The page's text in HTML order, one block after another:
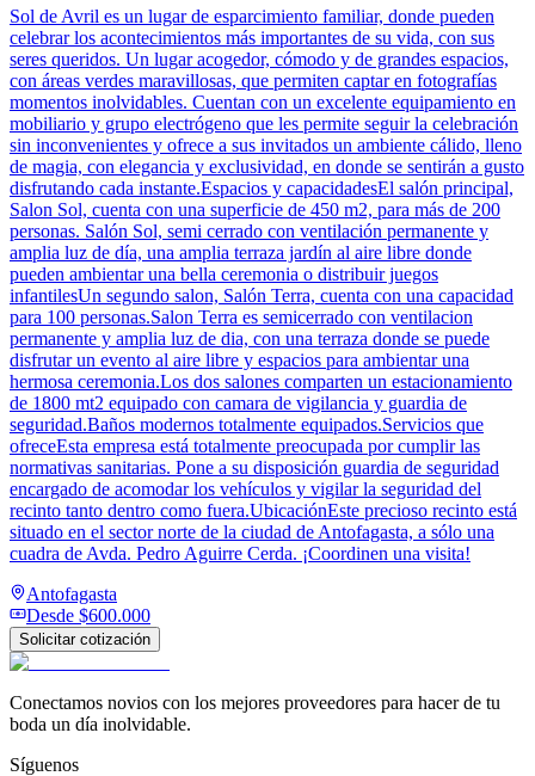
Sol de Avril es un lugar de esparcimiento familiar, donde pueden
celebrar los acontecimientos más importantes de su vida, con sus
seres queridos. Un lugar acogedor, cómodo y de grandes espacios,
con áreas verdes maravillosas, que permiten captar en fotografías
momentos inolvidables. Cuentan con un excelente equipamiento en
mobiliario y grupo electrógeno que les permite seguir la celebración
sin inconvenientes y ofrece a sus invitados un ambiente cálido, lleno
de magia, con elegancia y exclusividad, en donde se sentirán a gusto
disfrutando cada instante.Espacios y capacidadesEl salón principal,
Salon Sol, cuenta con una superficie de 450 m2, para más de 200
personas. Salón Sol, semi cerrado con ventilación permanente y
amplia luz de día, una amplia terraza jardín al aire libre donde
pueden ambientar una bella ceremonia o distribuir juegos
infantilesUn segundo salon, Salón Terra, cuenta con una capacidad
para 100 personas.Salon Terra es semicerrado con ventilacion
permanente y amplia luz de dia, con una terraza donde se puede
disfrutar un evento al aire libre y espacios para ambientar una
hermosa ceremonia.Los dos salones comparten un estacionamiento
de 1800 mt2 equipado con camara de vigilancia y guardia de
seguridad.Baños modernos totalmente equipados.Servicios que
ofreceEsta empresa está totalmente preocupada por cumplir las
normativas sanitarias. Pone a su disposición guardia de seguridad
encargado de acomodar los vehículos y vigilar la seguridad del
recinto tanto dentro como fuera.UbicaciónEste precioso recinto está
situado en el sector norte de la ciudad de Antofagasta, a sólo una
cuadra de Avda. Pedro Aguirre Cerda. ¡Coordinen una visita!
Antofagasta
Desde $600.000
Solicitar cotización
Conectamos novios con los mejores proveedores para hacer de tu
boda un día inolvidable.
Síguenos